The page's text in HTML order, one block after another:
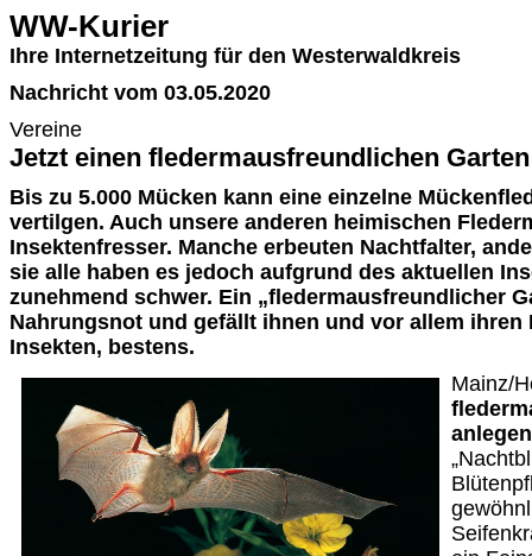
WW-Kurier
Ihre Internetzeitung für den Westerwaldkreis
Nachricht vom 03.05.2020
Vereine
Jetzt einen fledermausfreundlichen
Bis zu 5.000 Mücken kann eine einzelne
vertilgen. Auch unsere anderen heimischen
Insektenfresser. Manche erbeuten Nachtfalter,
sie alle haben es jedoch aufgrund des aktuellen
zunehmend schwer. Ein „fledermausfreundlicher
Nahrungsnot und gefällt ihnen und vor allem ihren
Insekten, bestens.
Mainz/
anlegen